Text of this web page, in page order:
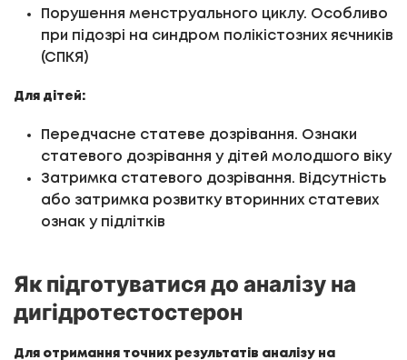
Порушення менструального циклу. Особливо
при підозрі на синдром полікістозних яєчників
(СПКЯ)
Для дітей:
Передчасне статеве дозрівання. Ознаки
статевого дозрівання у дітей молодшого віку
Затримка статевого дозрівання. Відсутність
або затримка розвитку вторинних статевих
ознак у підлітків
Як підготуватися до аналізу на
дигідротестостерон
Для отримання точних результатів аналізу на